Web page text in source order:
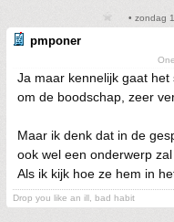
• zondag
pmponer
Ja maar kennelijk gaat
om de boodschap, zeer
Maar ik denk dat in de
ook wel een onderwerp zal
Als ik kijk hoe ze hem in
Drop you like an ill, bad habit